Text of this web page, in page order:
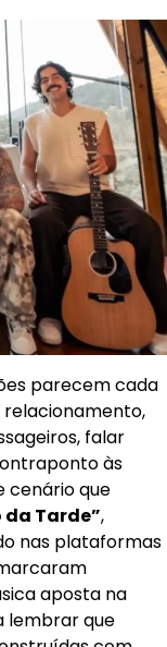
parecem cada
relacionamento,
falar
às
cenário que
da Tarde”,
nas plataformas
aposta na
lembrar que